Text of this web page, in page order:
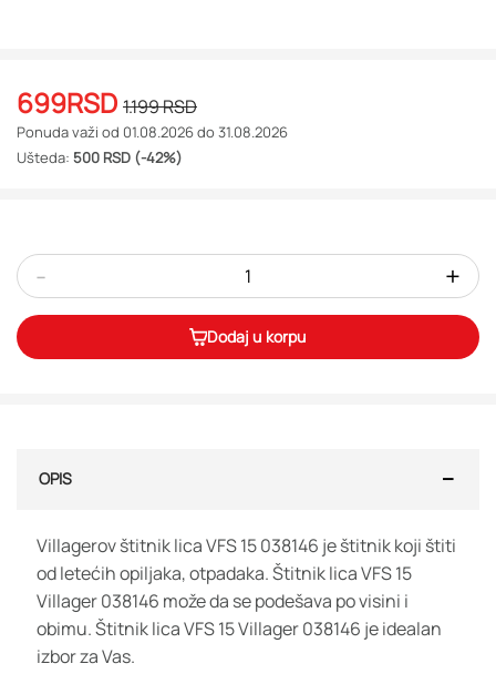
699RSD 1.199RSD
Ponuda važi od 01.08.2026 do 31.08.2026
Ušteda: 500 RSD (-42%)
- +
Dodaj u korpu
OPIS
Villagerov štitnik lica VFS 15 038146 je štitnik koji štiti
od letećih opiljaka, otpadaka. Štitnik lica VFS 15
Villager 038146 može da se podešava po visini i
obimu. Štitnik lica VFS 15 Villager 038146 je idealan
izbor za Vas.